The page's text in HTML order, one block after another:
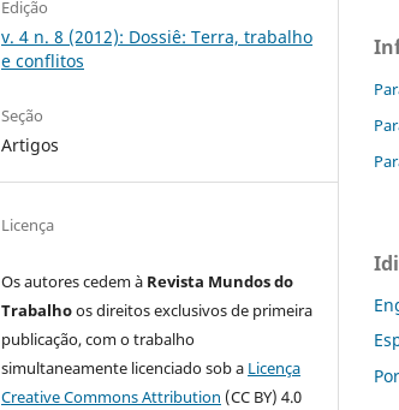
Edição
v. 4 n. 8 (2012): Dossiê: Terra, trabalho
e conflitos
Seção
Artigos
Licença
Os autores cedem à Revista Mundos do
Trabalhoos direitos exclusivos de primeira
publicação, com o trabalho
simultaneamente licenciado sob a Licença
Creative Commons Attribution (CC BY) 4.0